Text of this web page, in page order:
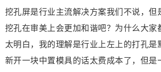
挖孔屏是行业主流解决方案我们不说，但
挖孔在审美上会更加和谐吧？为什么大家
太明白，我的理解是行业上左上的打孔是
新开一块中置模具的话太费成本了，但是